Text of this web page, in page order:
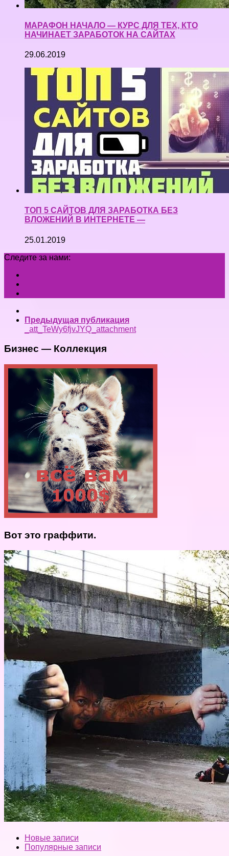
МАРАФОН НАЧАЛО — КУРС ДЛЯ ТЕХ, КТО
НАЧИНАЕТ ЗАРАБОТОК НА САЙТАХ
29.06.2019
ТОП 5 САЙТОВ ДЛЯ ЗАРАБОТКА БЕЗ
ВЛОЖЕНИЙ В ИНТЕРНЕТЕ —
25.01.2019
Следите за нами:
Предыдущая публикация
_att_TeWy6fjvJYQ_attachment
Бизнес — Коллекция
Вот это граффити.
Новые записи
Популярные записи